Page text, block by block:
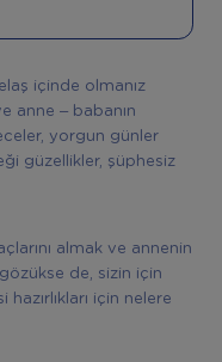
içinde olmanız
anne – babanın
yorgun günler
güzellikler, şüphesiz
almak ve annenin
de, sizin için
için nelere